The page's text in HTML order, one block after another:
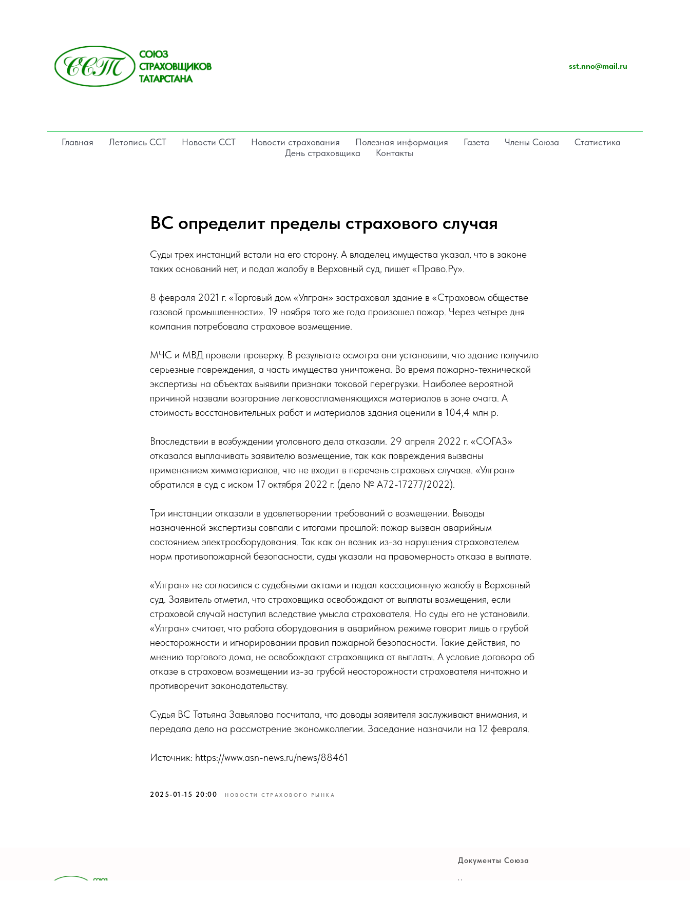
sst.nno@mail.ru
Главная Летопись ССТ Новости ССТ Новости страхования Полезная информация Газета Члены Союза
Статистика
День страховщика
Контакты
ВС определит пределы страхового случая
Суды трех инстанций встали на его сторону. А владелец имущества указал, что в законе
таких оснований нет, и подал жалобу в Верховный суд, пишет «Право.Ру».
8 февраля 2021 г. «Торговый дом «Улгран» застраховал здание в «Страховом обществе
газовой промышленности». 19 ноября того же года произошел пожар. Через четыре дня
компания потребовала страховое возмещение.
МЧС и МВД провели проверку. В результате осмотра они установили, что здание получило
серьезные повреждения, а часть имущества уничтожена. Во время пожарно-технической
экспертизы на объектах выявили признаки токовой перегрузки. Наиболее вероятной
причиной назвали возгорание легковоспламеняющихся материалов в зоне очага. А
стоимость восстановительных работ и материалов здания оценили в 104,4 млн р.
Впоследствии в возбуждении уголовного дела отказали. 29 апреля 2022 г. «СОГАЗ»
отказался выплачивать заявителю возмещение, так как повреждения вызваны
применением химматериалов, что не входит в перечень страховых случаев. «Улгран»
обратился в суд с иском 17 октября 2022 г. (дело № А72-17277/2022).
Три инстанции отказали в удовлетворении требований о возмещении. Выводы
назначенной экспертизы совпали с итогами прошлой: пожар вызван аварийным
состоянием электрооборудования. Так как он возник из-за нарушения страхователем
норм противопожарной безопасности, суды указали на правомерность отказа в выплате.
«Улгран» не согласился с судебными актами и подал кассационную жалобу в Верховный
суд. Заявитель отметил, что страховщика освобождают от выплаты возмещения, если
страховой случай наступил вследствие умысла страхователя. Но суды его не установили.
«Улгран» считает, что работа оборудования в аварийном режиме говорит лишь о грубой
неосторожности и игнорировании правил пожарной безопасности. Такие действия, по
мнению торгового дома, не освобождают страховщика от выплаты. А условие договора об
отказе в страховом возмещении из-за грубой неосторожности страхователя ничтожно и
противоречит законодательству.
Судья ВС Татьяна Завьялова посчитала, что доводы заявителя заслуживают внимания, и
передала дело на рассмотрение экономколлегии. Заседание назначили на 12 февраля.
Источник: https://www.asn-news.ru/news/88461
2025-01-15 20:00 НОВОСТИ СТРАХОВОГО РЫНКА
Документы Союза
Устав